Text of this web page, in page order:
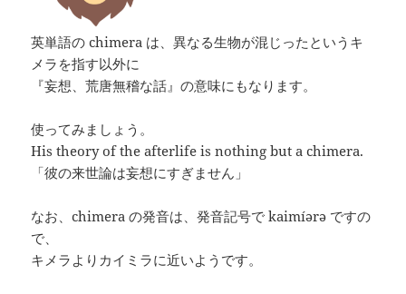
英単語の chimera は、異なる生物が混じったというキ
メラを指す以外に
『妄想、荒唐無稽な話』の意味にもなります。
使ってみましょう。
His theory of the afterlife is nothing but a chimera.
「彼の来世論は妄想にすぎません」
なお、chimera の発音は、発音記号で kaimíərə ですの
で、
キメラよりカイミラに近いようです。